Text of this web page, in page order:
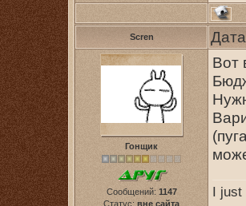
Scren
Гонщик
Сообщений: 1147
Статус: вне сайта
Вот
I